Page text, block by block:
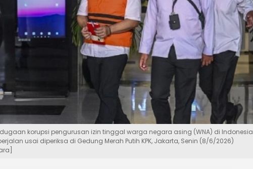
korupsi pengurusan izin tinggal warga negara asing (WNA) di Indonesia
usai diperiksa di Gedung Merah Putih KPK, Jakarta, Senin (8/6/2026)